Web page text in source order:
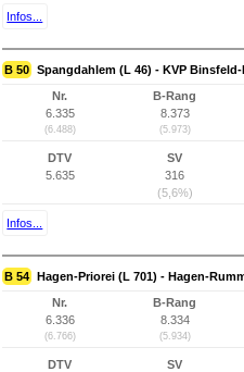
Infos...
B 50 Spangdahlem (L 46) - KVP
Nr.
6.335
(6.488)
B-Rang
8.373
(5.973)
DTV
5.635
SV
316
(5,6%)
Infos...
B 54 Hagen-Priorei (L 701) - Hagen-
Nr.
6.336
(6.766)
B-Rang
8.334
(5.934)
DTV
SV